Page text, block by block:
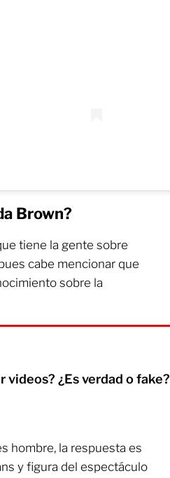
Brown?
tiene la gente sobre
cabe mencionar que
sobre la
videos? ¿Es verdad o fake?
hombre, la respuesta es
y figura del espectáculo